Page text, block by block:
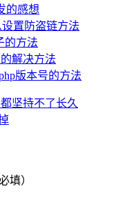
的感想
设置防盗链方法
的方法
解决方法
版本号的方法
坚持不了长久
填）